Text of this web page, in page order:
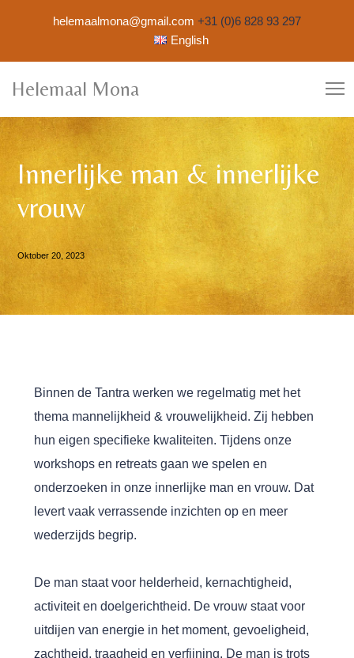
helemaalmona@gmail.com +31 (0)6 828 93 297
English
Helemaal Mona
Innerlijke man & innerlijke
vrouw
Oktober 20, 2023
Binnen de Tantra werken we regelmatig met het
thema mannelijkheid & vrouwelijkheid. Zij hebben
hun eigen specifieke kwaliteiten. Tijdens onze
workshops en retreats gaan we spelen en
onderzoeken in onze innerlijke man en vrouw. Dat
levert vaak verrassende inzichten op en meer
wederzijds begrip.
De man staat voor helderheid, kernachtigheid,
activiteit en doelgerichtheid. De vrouw staat voor
uitdijen van energie in het moment, gevoeligheid,
zachtheid, traagheid en verfijning. De man is trots